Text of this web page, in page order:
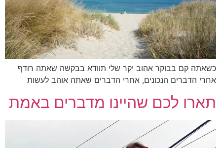
כשאתה קם בבוקר אהוב יקר שלי תוודא בבקשה שאתה רודף
אחרי הדברים הנכונים, אחרי הדברים שאתה אוהב לעשות
תארו לכם שהיינו מדברים באמת